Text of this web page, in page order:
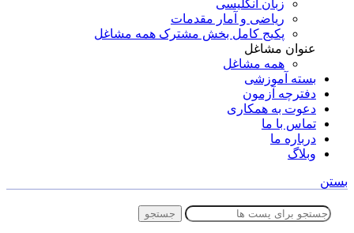
زبان انگلیسی
ریاضی و آمار مقدمات
پکیج کامل بخش مشترک همه مشاغل
عنوان مشاغل
همه مشاغل
بسته آموزشی
دفترچه آزمون
دعوت به همکاری
تماس با ما
درباره ما
وبلاگ
بستن
جستجو